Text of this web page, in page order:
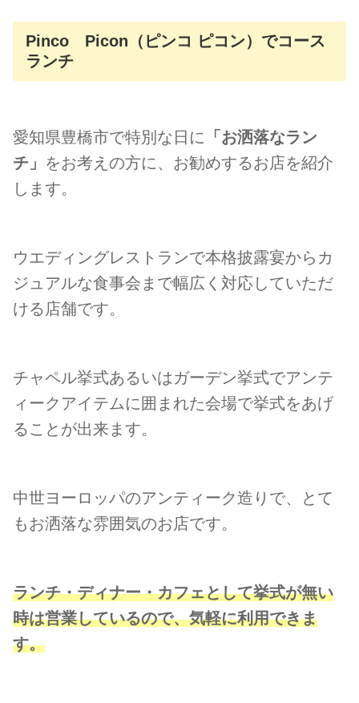
Pinco Picon（ピンコ ピコン）でコース
ランチ
愛知県豊橋市で特別な日に
「お洒落なラン
チ」 をお考えの方に、お勧めするお店を紹介
します。
ウエディングレストランで本格披露宴からカ
ジュアルな食事会まで幅広く対応していただ
ける店舗です。
チャペル挙式あるいはガーデン挙式でアンテ
ィークアイテムに囲まれた会場で挙式をあげ
ることが出来ます。
中世ヨーロッパのアンティーク造りで、とて
もお洒落な雰囲気のお店です。
ランチ・ディナー・カフェとして挙式が無い
時は営業しているので、気軽に利用できま
す。